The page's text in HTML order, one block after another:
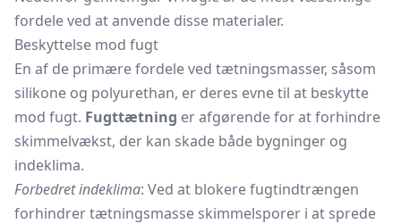
fordele ved at anvende disse materialer.
Beskyttelse mod fugt
En af de primære fordele ved tætningsmasser, såsom
silikone og polyurethan, er deres evne til at beskytte
mod fugt. Fugttætning er afgørende for at forhindre
skimmelvækst, der kan skade både bygninger og
indeklima.
Forbedret indeklima: Ved at blokere fugtindtrængen
forhindrer tætningsmasse skimmelsporer i at sprede